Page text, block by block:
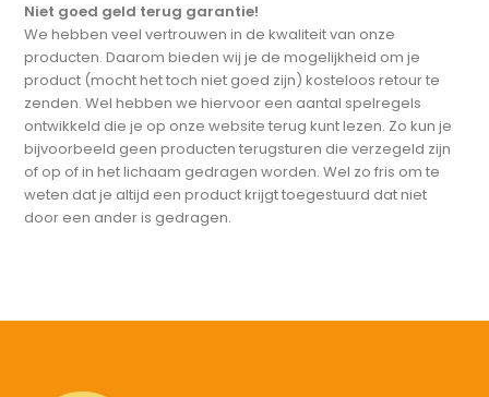
Niet goed geld terug garantie!
We hebben veel vertrouwen in de kwaliteit van onze
producten. Daarom bieden wij je de mogelijkheid om je
product (mocht het toch niet goed zijn) kosteloos retour te
zenden. Wel hebben we hiervoor een aantal spelregels
ontwikkeld die je op onze website terug kunt lezen. Zo kun je
bijvoorbeeld geen producten terugsturen die verzegeld zijn
of op of in het lichaam gedragen worden. Wel zo fris om te
weten dat je altijd een product krijgt toegestuurd dat niet
door een ander is gedragen.